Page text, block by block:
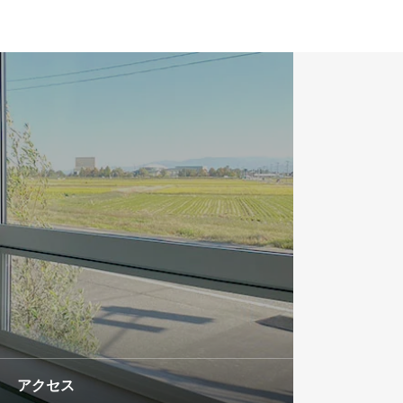
アクセス
ブログ